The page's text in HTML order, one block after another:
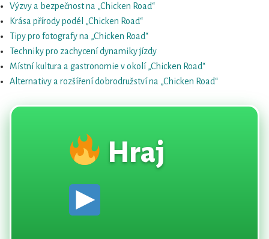
Contacto
{Eng}
Výzvy a bezpečnost na „Chicken Road“
Krása přírody podél „Chicken Road“
Tipy pro fotografy na „Chicken Road“
Techniky pro zachycení dynamiky jízdy
Místní kultura a gastronomie v okolí „Chicken Road“
Alternativy a rozšíření dobrodružství na „Chicken Road“
Hraj